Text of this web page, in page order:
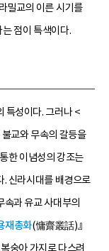
밀교의 이른 시기를
점이 특색이다.
특성이다. 그러나 <
교와 무속의 갈등을
한 이념성의 강조는
. 신라시대를 배경으로
과 유교 사대부의
재총화(慵齋叢話)』
숭아 가지로 다스려